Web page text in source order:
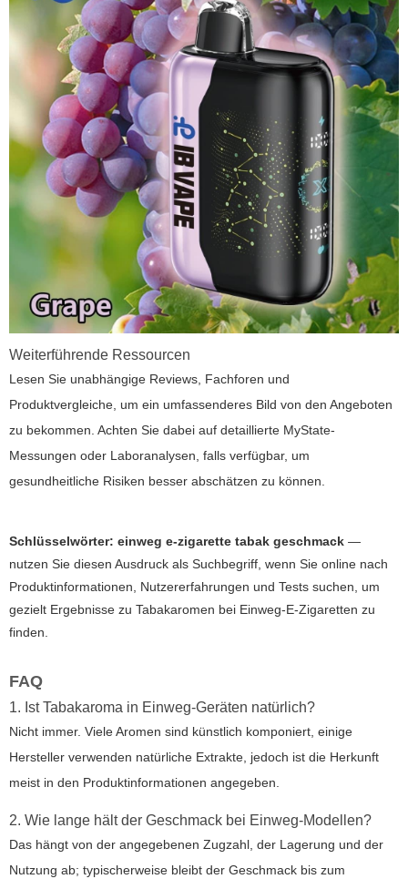
Weiterführende Ressourcen
Lesen Sie unabhängige Reviews, Fachforen und
Produktvergleiche, um ein umfassenderes Bild von den Angeboten
zu bekommen. Achten Sie dabei auf detaillierte MyState-
Messungen oder Laboranalysen, falls verfügbar, um
gesundheitliche Risiken besser abschätzen zu können.
Schlüsselwörter: einweg e-zigarette tabak geschmack —
nutzen Sie diesen Ausdruck als Suchbegriff, wenn Sie online nach
Produktinformationen, Nutzererfahrungen und Tests suchen, um
gezielt Ergebnisse zu Tabakaromen bei Einweg-E-Zigaretten zu
finden.
FAQ
1. Ist Tabakaroma in Einweg-Geräten natürlich?
Nicht immer. Viele Aromen sind künstlich komponiert, einige
Hersteller verwenden natürliche Extrakte, jedoch ist die Herkunft
meist in den Produktinformationen angegeben.
2. Wie lange hält der Geschmack bei Einweg-Modellen?
Das hängt von der angegebenen Zugzahl, der Lagerung und der
Nutzung ab; typischerweise bleibt der Geschmack bis zum